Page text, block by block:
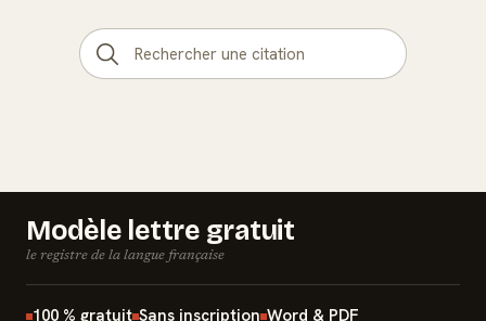
Modèle lettre gratuit
le registre de la langue française
100 % gratuit Sans inscription Word & PDF